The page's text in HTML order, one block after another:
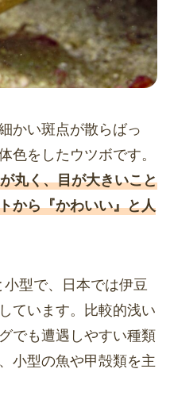
かい斑点が散らばっ
色をしたウツボです。
丸く、目が大きいこと
から『かわいい』と人
型で、日本では伊豆
ています。比較的浅い
でも遭遇しやすい種類
小型の魚や甲殻類を主